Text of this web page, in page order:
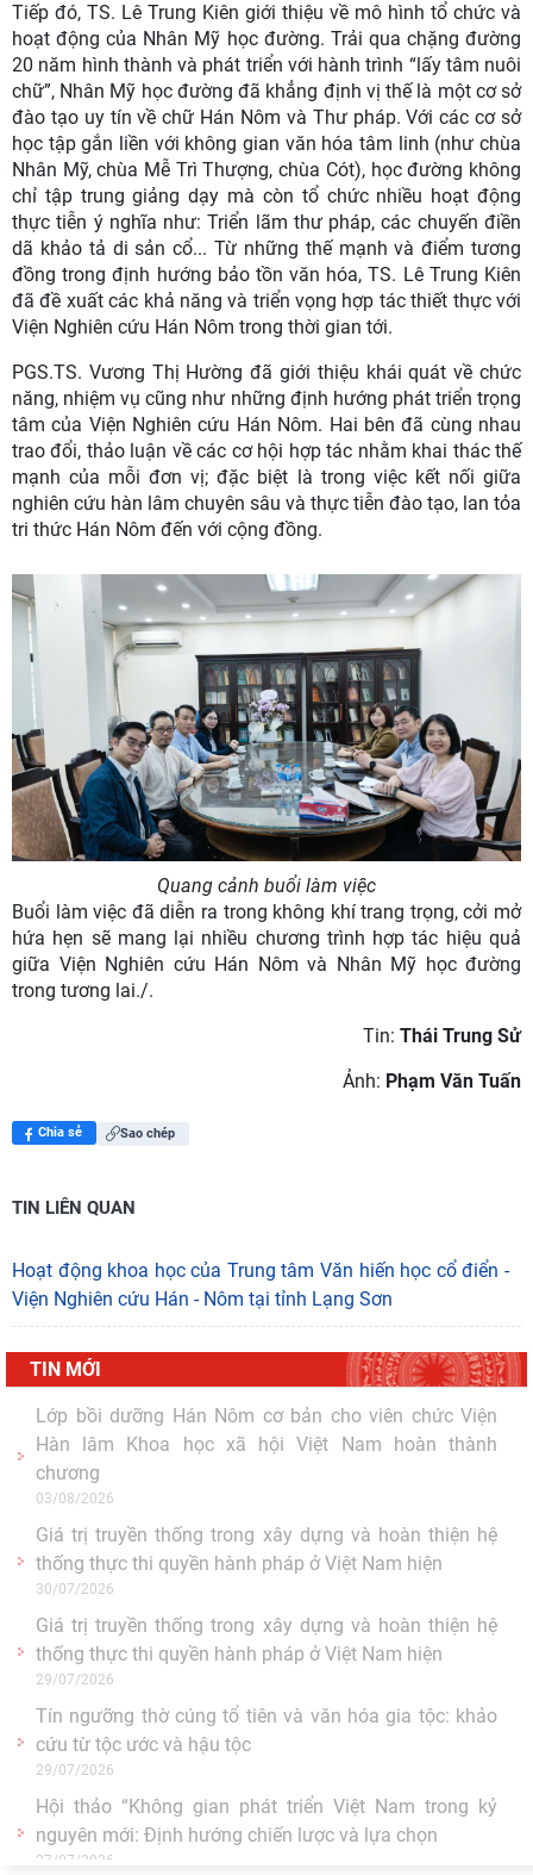
Tiếp đó, TS. Lê Trung Kiên giới thiệu về mô hình tổ chức và
hoạt động của Nhân Mỹ học đường. Trải qua chặng đường
20 năm hình thành và phát triển với hành trình “lấy tâm nuôi
chữ”, Nhân Mỹ học đường đã khẳng định vị thế là một cơ sở
đào tạo uy tín về chữ Hán Nôm và Thư pháp. Với các cơ sở
học tập gắn liền với không gian văn hóa tâm linh (như chùa
Nhân Mỹ, chùa Mễ Trì Thượng, chùa Cót), học đường không
chỉ tập trung giảng dạy mà còn tổ chức nhiều hoạt động
thực tiễn ý nghĩa như: Triển lãm thư pháp, các chuyến điền
dã khảo tả di sản cổ... Từ những thế mạnh và điểm tương
đồng trong định hướng bảo tồn văn hóa, TS. Lê Trung Kiên
đã đề xuất các khả năng và triển vọng hợp tác thiết thực với
Viện Nghiên cứu Hán Nôm trong thời gian tới.
PGS.TS. Vương Thị Hường đã giới thiệu khái quát về chức
năng, nhiệm vụ cũng như những định hướng phát triển trọng
tâm của Viện Nghiên cứu Hán Nôm. Hai bên đã cùng nhau
trao đổi, thảo luận về các cơ hội hợp tác nhằm khai thác thế
mạnh của mỗi đơn vị; đặc biệt là trong việc kết nối giữa
nghiên cứu hàn lâm chuyên sâu và thực tiễn đào tạo, lan tỏa
tri thức Hán Nôm đến với cộng đồng.
Quang cảnh buổi làm việc
Buổi làm việc đã diễn ra trong không khí trang trọng, cởi mở
hứa hẹn sẽ mang lại nhiều chương trình hợp tác hiệu quả
giữa Viện Nghiên cứu Hán Nôm và Nhân Mỹ học đường
trong tương lai./.
Tin: Thái Trung Sử
Ảnh: Phạm Văn Tuấn
Chia sẻ Sao chép
TIN LIÊN QUAN
Hoạt động khoa học của Trung tâm Văn hiến học cổ điển -
Viện Nghiên cứu Hán - Nôm tại tỉnh Lạng Sơn
TIN MỚI
"Đồng bằng sông Mê Kông trong tiến trình phát triển
của lịch sử cận đại Việt Nam” - sách của tác
05/08/2026
Hoạt động khoa học của Trung tâm Văn hiến học cổ
điển - Viện Nghiên cứu Hán - Nôm tại tỉnh Lạng Sơn
04/08/2026
Lớp bồi dưỡng Hán Nôm cơ bản cho viên chức Viện
Hàn lâm Khoa học xã hội Việt Nam hoàn thành
chương
03/08/2026
Giá trị truyền thống trong xây dựng và hoàn thiện hệ
thống thực thi quyền hành pháp ở Việt Nam hiện
30/07/2026
Giá trị truyền thống trong xây dựng và hoàn thiện hệ
thống thực thi quyền hành pháp ở Việt Nam hiện
29/07/2026